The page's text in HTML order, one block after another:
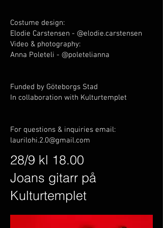
Costume design:
Elodie Carstensen - @elodie.carstensen
Video & photography:
Anna Poleteli - @poletelianna
Funded by Göteborgs Stad
In collaboration with Kulturtemplet
For questions & inquiries email:
laurilohi.2.0@gmail.com
28/9 kl 18.00
Joans gitarr på
Kulturtemplet